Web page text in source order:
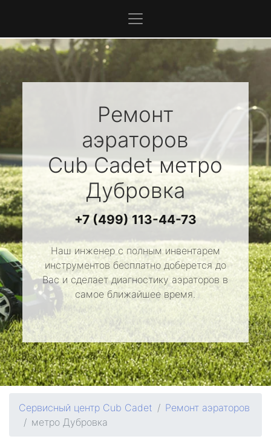
Ремонт
аэраторов
Cub Cadetметро
Дубровка
+7 (499) 113-44-73
Наш инженер с полным инвентарем
инструментов бесплатно доберется до
Вас и сделает диагностику аэраторов в
самое ближайшее время.
Сервисный центр Cub Cadet
Ремонт аэраторов
метро Дубровка